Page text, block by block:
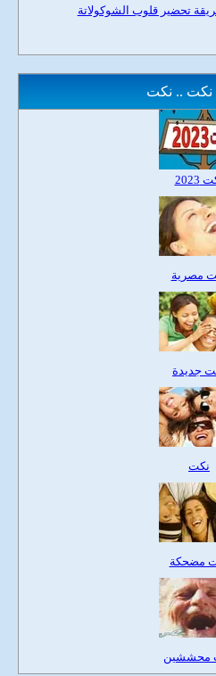
تحضير قلوب الشوكولاتة
نكت .. نكت
2023
مصرية
جديدة
نكت
مضحكة
محششين